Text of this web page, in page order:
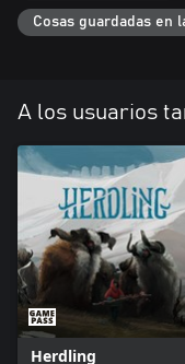
Cosas guardadas en
A los usuarios
Herdling